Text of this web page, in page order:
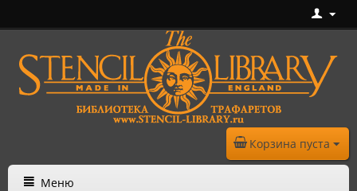
Корзина пуста
Меню